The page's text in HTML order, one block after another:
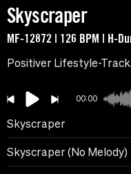
Skyscraper
MF-12872 | 126 BPM | H-
Positiver Lifestyle-
00:00
Skyscraper
Skyscraper (No Melody)